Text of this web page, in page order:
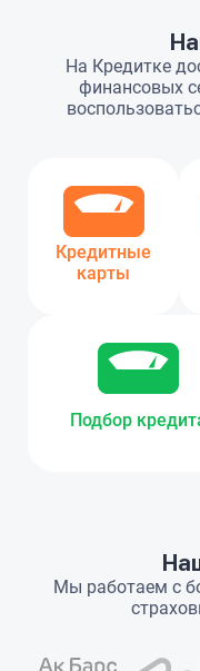
На Кредитке
финансовых
Кредитные
карты
Подбор
Мы работаем с